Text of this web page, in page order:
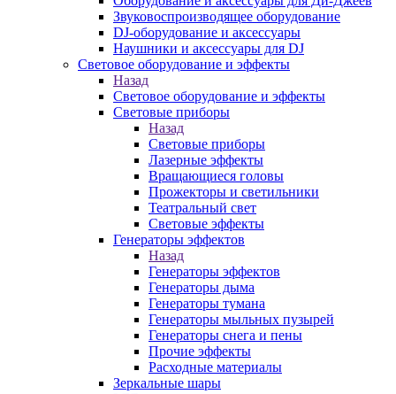
Звуковоспроизводящее оборудование
DJ-оборудование и аксессуары
Наушники и аксессуары для DJ
Световое оборудование и эффекты
Назад
Световое оборудование и эффекты
Световые приборы
Назад
Световые приборы
Лазерные эффекты
Вращающиеся головы
Прожекторы и светильники
Театральный свет
Световые эффекты
Генераторы эффектов
Назад
Генераторы эффектов
Генераторы дыма
Генераторы тумана
Генераторы мыльных пузырей
Генераторы снега и пены
Прочие эффекты
Расходные материалы
Зеркальные шары